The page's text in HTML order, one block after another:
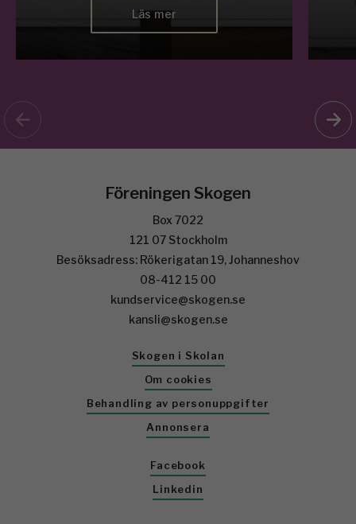
Läs mer
Föreningen Skogen
Box 7022
121 07 Stockholm
Besöksadress: Rökerigatan 19, Johanneshov
08-412 15 00
kundservice@skogen.se
kansli@skogen.se
Skogen i Skolan
Om cookies
Behandling av personuppgifter
Annonsera
Facebook
Linkedin